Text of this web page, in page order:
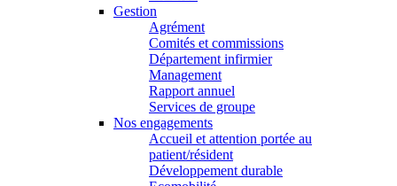
Gestion
Agrément
Comités et commissions
Département infirmier
Management
Rapport annuel
Services de groupe
Nos engagements
Accueil et attention portée au
patient/résident
Développement durable